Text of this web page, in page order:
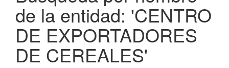
de la entidad: 'CENTRO
DE EXPORTADORES
DE CEREALES'